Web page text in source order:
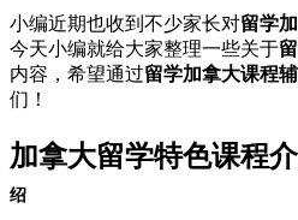
小编近期也收到不少家长对留学
今天小编就给大家整理一些关于
内容，希望通过留学加拿大课程
们！
加拿大留学特色课程
绍